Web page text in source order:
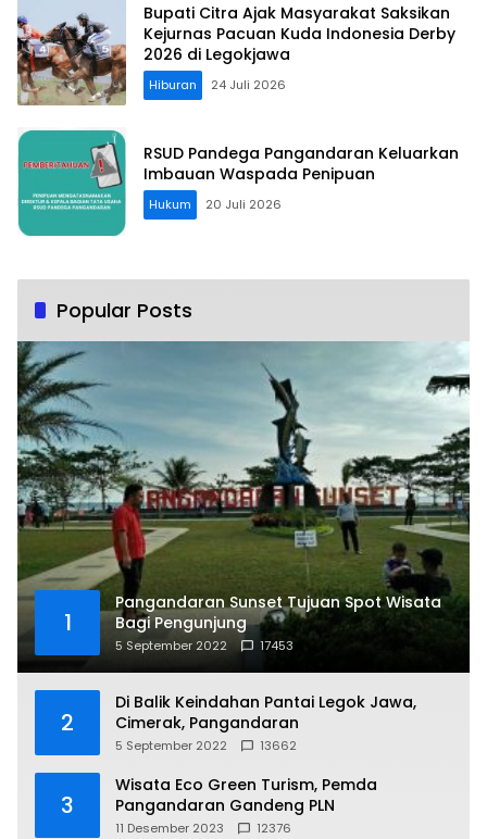
Bupati Citra Ajak Masyarakat Saksikan
Kejurnas Pacuan Kuda Indonesia Derby
2026 di Legokjawa
Hiburan 24 Juli 2026
RSUD Pandega Pangandaran Keluarkan
Imbauan Waspada Penipuan
Hukum 20 Juli 2026
Popular Posts
1
Pangandaran Sunset Tujuan Spot Wisata
Bagi Pengunjung
5 September 2022 17453
2
Di Balik Keindahan Pantai Legok Jawa,
Cimerak, Pangandaran
5 September 2022 13662
3
Wisata Eco Green Turism, Pemda
Pangandaran Gandeng PLN
11 Desember 2023 12376